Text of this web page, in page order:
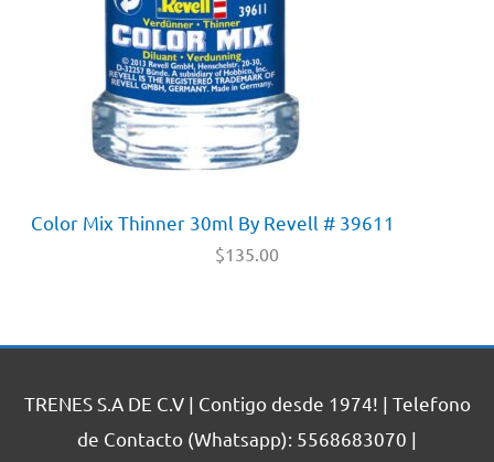
Color Mix Thinner 30ml By Revell # 39611
$135.00
TRENES S.A DE C.V | Contigo desde 1974! | Telefono
de Contacto (Whatsapp): 5568683070 |